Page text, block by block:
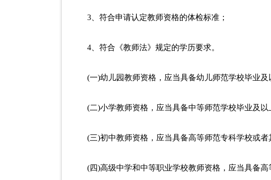
3、符合申请认定教师资格的体检标准；
4、符合《教师法》规定的学历要求。
(一)幼儿园教师资格，应当具备幼儿师范学校毕业及
(二)小学教师资格，应当具备中等师范学校毕业及以
(三)初中教师资格，应当具备高等师范专科学校或者
(四)高级中学和中等职业学校教师资格，应当具备